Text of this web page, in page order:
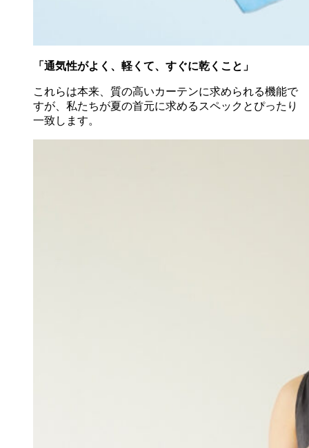
「通気性がよく、軽くて、すぐに乾くこと」
これらは本来、質の高いカーテンに求められる機能で
すが、私たちが夏の首元に求めるスペックとぴったり
一致します。